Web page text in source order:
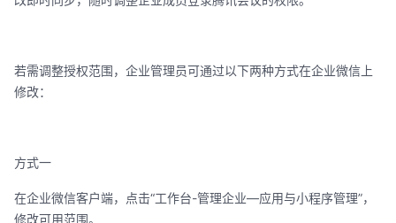
若需调整授权范围，企业管理员可通过以下两种方式在企业微信上
修改：
方式一
在企业微信客户端，点击“工作台-管理企业—应用与小程序管理”，
修改可用范围。